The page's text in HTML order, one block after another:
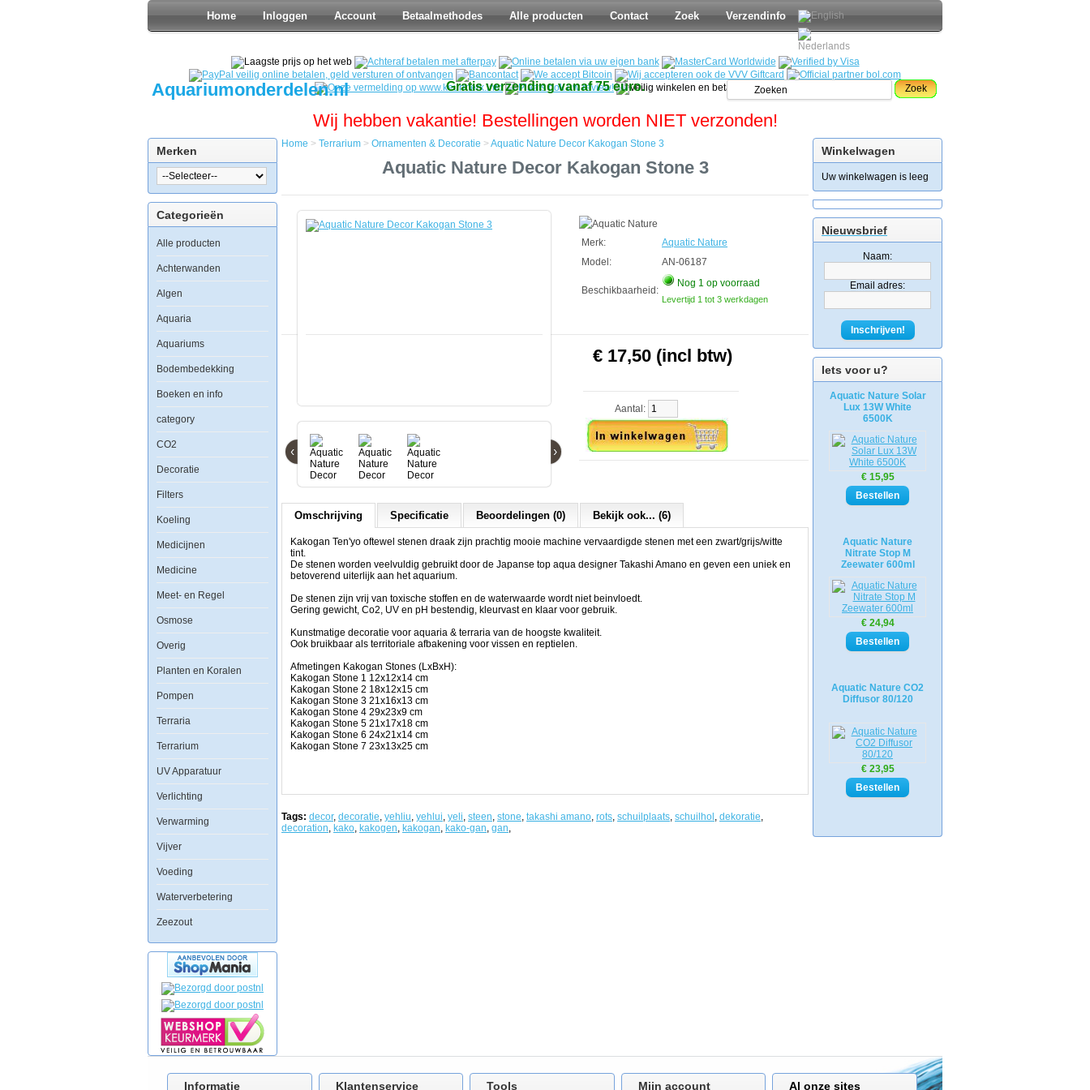
Home Inloggen Account Betaalmethodes Alle producten Contact Zoek Verzendinfo
Aquariumonderdelen.nl Gratis verzending vanaf 75 euro. Zoek
Wij hebben vakantie! Bestellingen worden NIET verzonden!
Merken
Categorieën
Alle producten
Achterwanden
Algen
Aquaria
Aquariums
Bodembedekking
Boeken en info
category
CO2
Decoratie
Filters
Koeling
Medicijnen
Medicine
Meet- en Regel
Osmose
Overig
Planten en Koralen
Pompen
Terraria
Terrarium
UV Apparatuur
Verlichting
Verwarming
Vijver
Voeding
Waterverbetering
Zeezout
Winkelwagen
Uw winkelwagen is leeg
Nieuwsbrief
Naam:
Email adres:
Inschrijven!
Iets voor u?
Aquatic Nature Solar
Lux 13W White
6500K
€ 15,95
Aquatic Nature
Nitrate Stop M
Zeewater 600ml
€ 24,94
Aquatic Nature CO2
Diffusor 80/120
€ 23,95
&
Decoratie
Aquatic
Decor
Stone
Kakogan
oftewel
stenen
draak
zijn
mooie
machine
stenen
met
zwart/grijs/witte
tint.
De
stenen
worden
veelvuldig
gebruikt
door
aqua
Takashi
Amano
wordt
Home > Terrarium > Ornamenten & Decoratie > Aquatic Nature Decor Kakogan Stone 3
Aquatic Nature Decor Kakogan Stone 3
‹ ›
Merk:
Aquatic Nature
Model:
AN-06187
Beschikbaarheid:
Nog 1 op voorraad
Levertijd 1 tot 3 werkdagen
€ 17,50 (incl btw)
Aantal:
Omschrijving Specificatie Beoordelingen (0) Bekijk ook... (6)
Kakogan Ten'yo oftewel stenen draak zijn prachtig mooie machine vervaardigde stenen met een zwart/grijs/witte
tint.
De stenen worden veelvuldig gebruikt door de Japanse top aqua designer Takashi Amano en geven een uniek en
betoverend uiterlijk aan het aquarium.
De stenen zijn vrij van toxische stoffen en de waterwaarde wordt niet beinvloedt.
Gering gewicht, Co2, UV en pH bestendig, kleurvast en klaar voor gebruik.
Kunstmatige decoratie voor aquaria & terraria van de hoogste kwaliteit.
Ook bruikbaar als territoriale afbakening voor vissen en reptielen.
Afmetingen Kakogan Stones (LxBxH):
Kakogan Stone 1 12x12x14 cm
Kakogan Stone 2 18x12x15 cm
Kakogan Stone 3 21x16x13 cm
Kakogan Stone 4 29x23x9 cm
Kakogan Stone 5 21x17x18 cm
Kakogan Stone 6 24x21x14 cm
Kakogan Stone 7 23x13x25 cm
Tags: decor, decoratie, yehliu, yehlui, yeli, steen, stone, takashi amano, rots, schuilplaats, schuilhol , dekoratie,
decoration, kako, kakogen, kakogan, kako-gan, gan,
Informatie Klantenservice Tools Mijn account Al onze sites